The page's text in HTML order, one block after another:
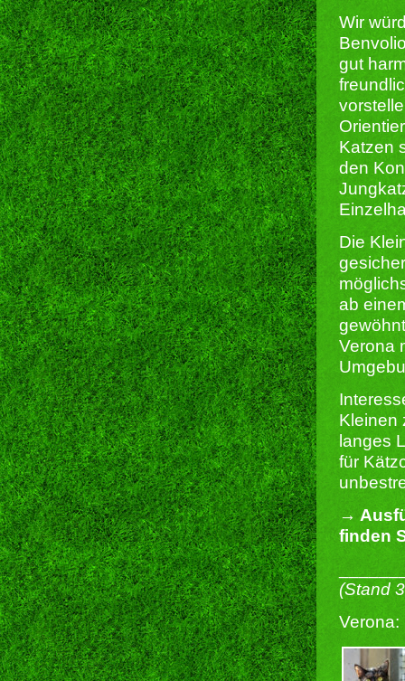
Wir
gut
Katzen
den
Die
ab
Verona
Kleinen
langes
für
→
finden
(Stand
Verona: